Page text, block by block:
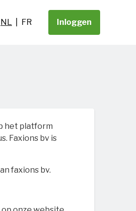
NL FR Inloggen
het platform
Faxions bv is
faxions bv.